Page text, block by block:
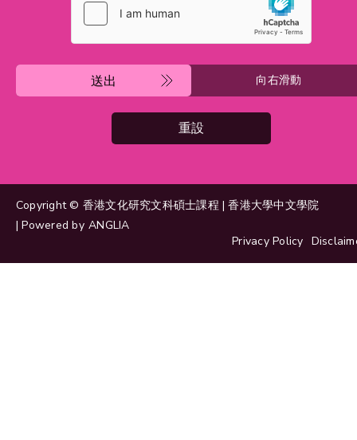
送出 向右滑動
重設
Copyright © 香港文化研究文科碩士課程 | 香港大學中文學院
| Powered by ANGLIA
Privacy Policy